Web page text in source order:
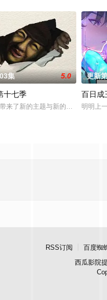
任的"大姐姐"，而乔治从集万千
集 5.0
十七季
来了新的主题与新的恐怖演出，
更新
百日成
明明上
RSS订阅 百度蜘
西瓜影院